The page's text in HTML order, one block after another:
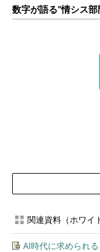
数字が語る“情シス
関連資料（ホワイ
AI時代に求められ